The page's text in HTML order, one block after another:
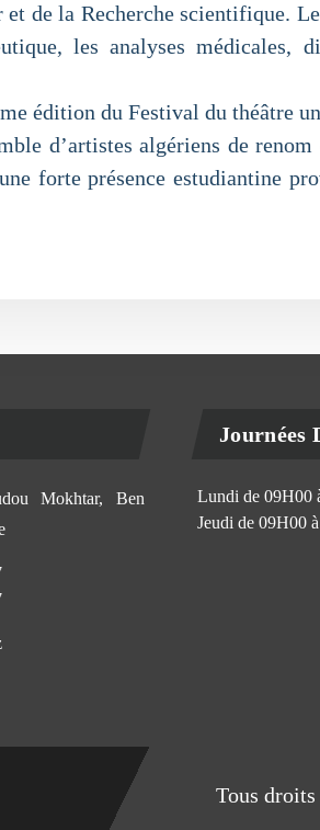
de la Recherche scientifique.
les analyses médicales,
édition du Festival du théâtre
d’artistes algériens de
forte présence estudiantine
Mokhtar, Ben
Journées
Lundi de 09H00
Jeudi de 09H00
Tous